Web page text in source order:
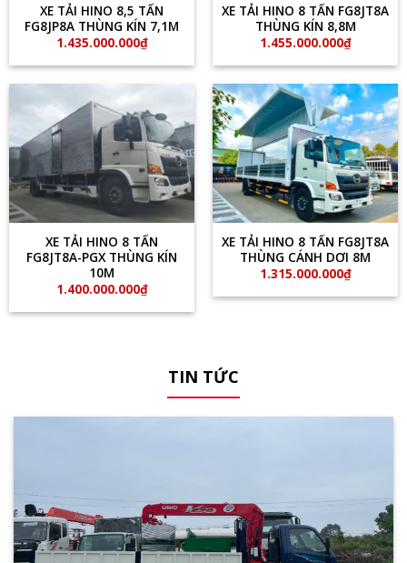
XE TẢI HINO 8,5 TẤN
FG8JP8A THÙNG KÍN 7,1M
1.435.000.000₫
XE TẢI HINO 8 TẤN FG8JT8A
THÙNG KÍN 8,8M
1.455.000.000₫
XE TẢI HINO 8 TẤN
FG8JT8A-PGX THÙNG KÍN
10M
1.400.000.000₫
XE TẢI HINO 8 TẤN FG8JT8A
THÙNG CÁNH DƠI 8M
1.315.000.000₫
TIN TỨC